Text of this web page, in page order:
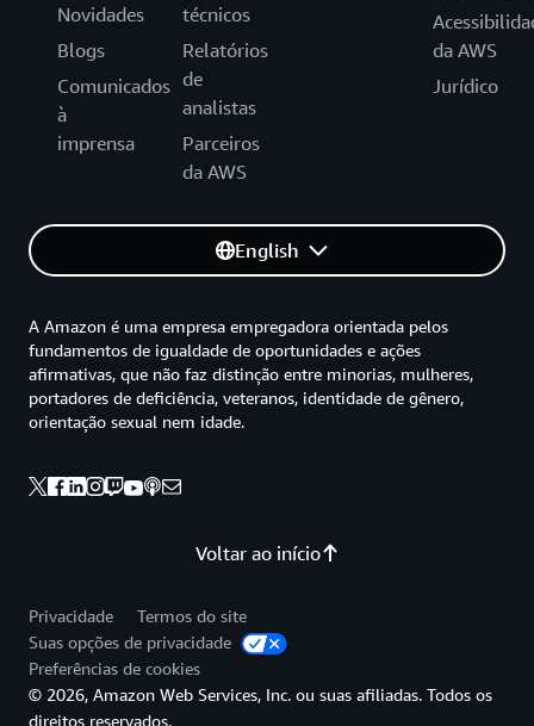
Novidades
Blogs
Comunicados
à
imprensa
técnicos
Relatórios
de
analistas
Parceiros
da AWS
da AWS
Jurídico
English
Voltar ao início
A Amazon é uma empresa empregadora orientada pelos
fundamentos de igualdade de oportunidades e ações
afirmativas, que não faz distinção entre minorias, mulheres,
portadores de deficiência, veteranos, identidade de gênero,
orientação sexual nem idade.
Privacidade
Termos do site
Suas opções de privacidade
Preferências de cookies
© 2026, Amazon Web Services, Inc. ou suas afiliadas. Todos os
direitos reservados.